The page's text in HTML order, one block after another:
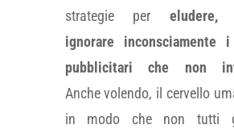
strategie per eludere,
ignorare inconsciamente i
pubblicitari che non
Anche volendo, il cervello
in modo che non tutti